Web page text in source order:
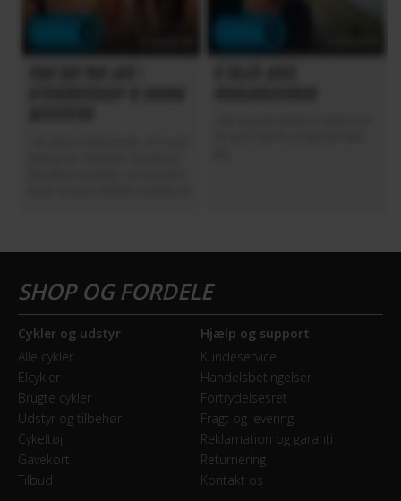
Cykler og udstyr
Alle cykler
Elcykler
Brugte cykler
Udstyr og tilbehør
Cykeltøj
Gavekort
Tilbud
Hjælp og support
Kundeservice
Handelsbetingelser
Fortrydelsesret
Fragt og levering
Reklamation og garanti
Returnering
Kontakt os